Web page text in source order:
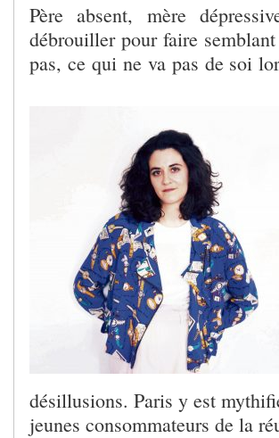
Père absent, mère
débrouiller pour faire
pas, ce qui ne va pas de soi
désillusions. Paris y est
jeunes consommateurs de la